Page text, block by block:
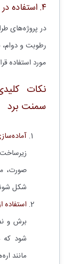
۴. استفاده در باغ‌های عمودی و دیوارهای سبز
در پروژه‌های
رطوبت و
مورد استفاده
نکات
سمنت برد
صورت،
شکل
استفاده
برش و
شود که
مانند